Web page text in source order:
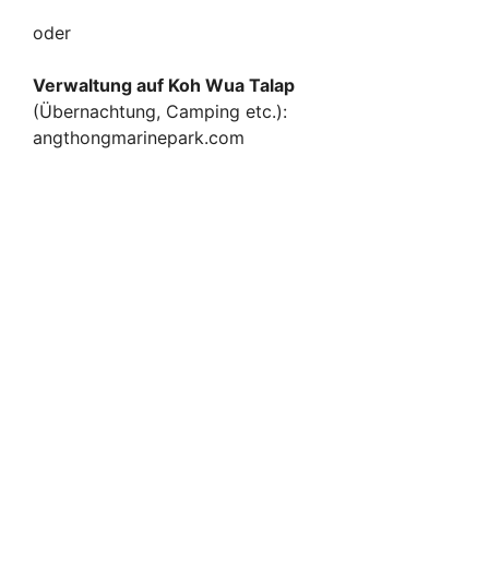
oder
Verwaltung auf Koh Wua Talap
(Übernachtung, Camping etc.):
angthongmarinepark.com